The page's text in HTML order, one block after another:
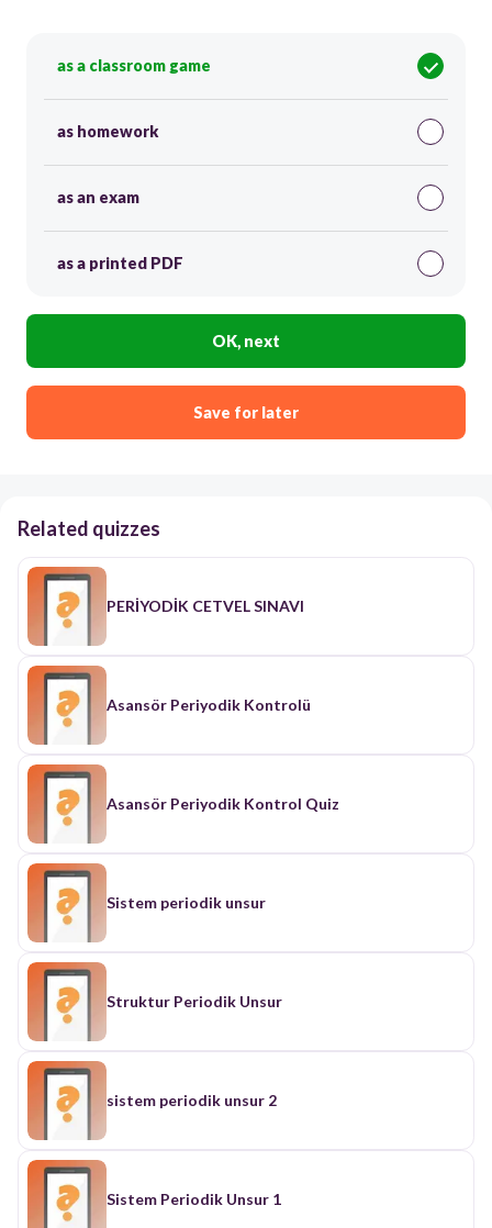
as a classroom game
as homework
as an exam
as a printed PDF
OK, next
Save for later
Related quizzes
PERİYODİK CETVEL SINAVI
Asansör Periyodik Kontrolü
Asansör Periyodik Kontrol Quiz
Sistem periodik unsur
Struktur Periodik Unsur
sistem periodik unsur 2
Sistem Periodik Unsur 1